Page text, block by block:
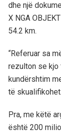
dhe një
X NGA
54.2 km.
“Referuar sa
rezulton se kjo
kundërshtim
të
Pra, me këtë
është 200